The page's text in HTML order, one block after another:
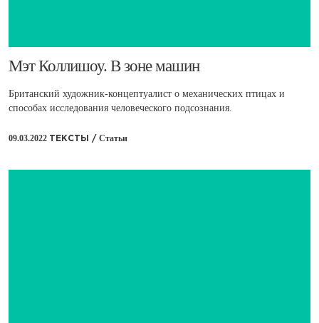
​Мэт Коллишоу. В зоне машин
Британский художник-концептуалист о механических птицах и
способах исследования человеческого подсознания.
09.03.2022 ТЕКСТЫ / Статьи